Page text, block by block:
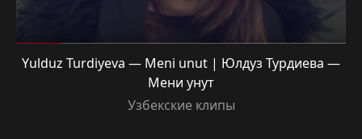
Yulduz Turdiyeva — Meni unut | Юлдуз Турдиева —
Мени унут
Узбекские клипы